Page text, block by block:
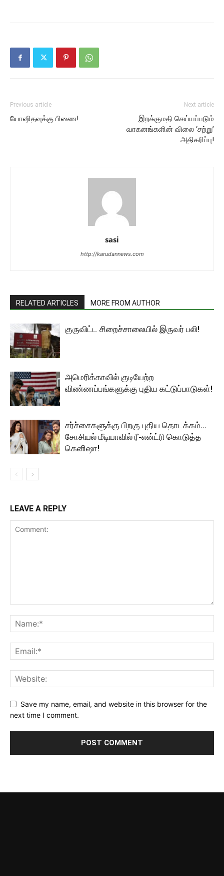
Previous article
யோஷிதவுக்கு பிணை!
Next article
இறக்குமதி செய்யப்படும்
வாகனங்களின் விலை ‘சற்று’
அதிகரிப்பு!
sasi
http://karudannews.com
RELATED ARTICLES MORE FROM AUTHOR
குருவிட்ட சிறைச்சாலையில் இருவர் பலி!
அமெரிக்காவில் குடியேற்ற
விண்ணப்பங்களுக்கு புதிய கட்டுப்பாடுகள்!
சர்ச்சைகளுக்கு பிறகு புதிய தொடக்கம்…
சோசியல் மீடியாவில் ரீ-என்ட்ரி கொடுத்த
கெனிஷா!
LEAVE A REPLY
Save my name, email, and website in this browser for the
next time I comment.